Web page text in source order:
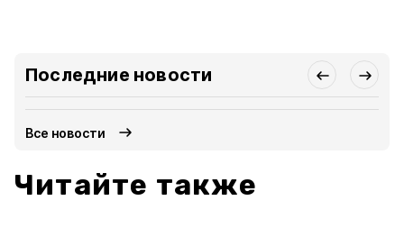
Последние новости
Все новости
Читайте также